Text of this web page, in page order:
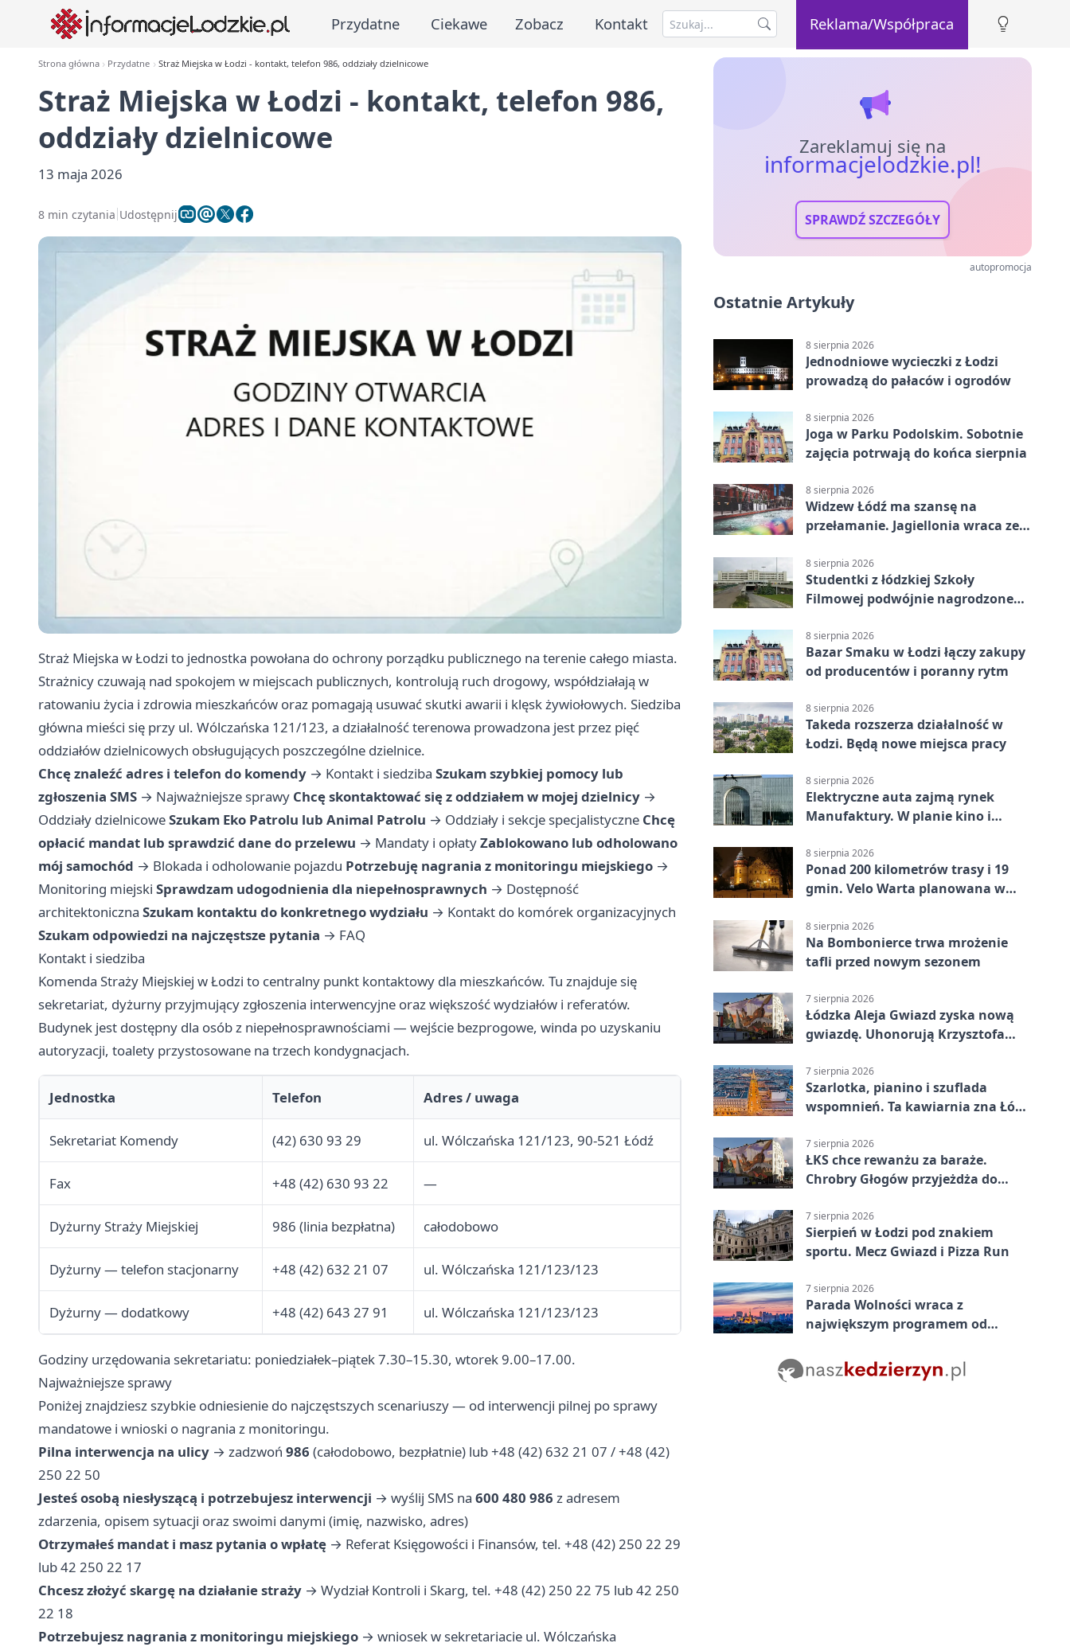
Przydatne Ciekawe Zobacz Kontakt Reklama/Współpraca
Strona główna Przydatne Straż Miejska w Łodzi - kontakt, telefon 986, oddziały dzielnicowe
Straż Miejska w Łodzi - kontakt, telefon 986,
oddziały dzielnicowe
13 maja 2026
8 min czytania Udostępnij
Straż Miejska w Łodzi to jednostka powołana do ochrony porządku publicznego na terenie całego miasta.
Strażnicy czuwają nad spokojem w miejscach publicznych, kontrolują ruch drogowy, współdziałają w
ratowaniu życia i zdrowia mieszkańców oraz pomagają usuwać skutki awarii i klęsk żywiołowych. Siedziba
główna mieści się przy ul. Wólczańska 121/123, a działalność terenowa prowadzona jest przez pięć
oddziałów dzielnicowych obsługujących poszczególne dzielnice.
Chcę znaleźć adres i telefon do komendy → Kontakt i siedziba Szukam szybkiej pomocy lub
zgłoszenia SMS → Najważniejsze sprawy Chcę skontaktować się z oddziałem w mojej dzielnicy →
Oddziały dzielnicoweSzukam Eko Patrolu lub Animal Patrolu → Oddziały i sekcje specjalistyczne Chcę
opłacić mandat lub sprawdzić dane do przelewu → Mandaty i opłatyZablokowano lub odholowano
mój samochód → Blokada i odholowanie pojazdu Potrzebuję nagrania z monitoringu miejskiego →
Monitoring miejski Sprawdzam udogodnienia dla niepełnosprawnych → Dostępność
architektoniczna Szukam kontaktu do konkretnego wydziału → Kontakt do komórek organizacyjnych
Szukam odpowiedzi na najczęstsze pytania → FAQ
Kontakt i siedziba
Komenda Straży Miejskiej w Łodzi to centralny punkt kontaktowy dla mieszkańców. Tu znajduje się
sekretariat, dyżurny przyjmujący zgłoszenia interwencyjne oraz większość wydziałów i referatów.
Budynek jest dostępny dla osób z niepełnosprawnościami — wejście bezprogowe, winda po uzyskaniu
autoryzacji, toalety przystosowane na trzech kondygnacjach.
Jednostka Telefon Adres / uwaga
Sekretariat Komendy (42) 630 93 29 ul. Wólczańska 121/123, 90-521 Łódź
Fax +48 (42) 630 93 22 —
Dyżurny Straży Miejskiej 986 (linia bezpłatna) całodobowo
Dyżurny — telefon stacjonarny +48 (42) 632 21 07 ul. Wólczańska 121/123/123
Dyżurny — dodatkowy +48 (42) 643 27 91 ul. Wólczańska 121/123/123
Godziny urzędowania sekretariatu: poniedziałek–piątek 7.30–15.30, wtorek 9.00–17.00.
Najważniejsze sprawy
Poniżej znajdziesz szybkie odniesienie do najczęstszych scenariuszy — od interwencji pilnej po sprawy
mandatowe i wnioski o nagrania z monitoringu.
Pilna interwencja na ulicy → zadzwoń 986 (całodobowo, bezpłatnie) lub +48 (42) 632 21 07 / +48 (42)
250 22 50
Jesteś osobą niesłyszącą i potrzebujesz interwencji → wyślij SMS na 600 480 986 z adresem
zdarzenia, opisem sytuacji oraz swoimi danymi (imię, nazwisko, adres)
Otrzymałeś mandat i masz pytania o wpłatę → Referat Księgowości i Finansów, tel. +48 (42) 250 22 29
lub 42 250 22 17
Chcesz złożyć skargę na działanie straży → Wydział Kontroli i Skarg, tel. +48 (42) 250 22 75 lub 42 250
22 18
Potrzebujesz nagrania z monitoringu miejskiego → wniosek w sekretariacie ul. Wólczańska
Zareklamuj się na
informacjelodzkie.pl!
SPRAWDŹ SZCZEGÓŁY
autopromocja
Ostatnie Artykuły
8 sierpnia 2026
Jednodniowe wycieczki z Łodzi
prowadzą do pałaców i ogrodów
8 sierpnia 2026
Joga w Parku Podolskim. Sobotnie
zajęcia potrwają do końca sierpnia
8 sierpnia 2026
Widzew Łódź ma szansę na
przełamanie. Jagiellonia wraca ze
8 sierpnia 2026
Studentki z łódzkiej Szkoły
Filmowej podwójnie nagrodzone
8 sierpnia 2026
Bazar Smaku w Łodzi łączy zakupy
od producentów i poranny rytm
8 sierpnia 2026
Takeda rozszerza działalność w
Łodzi. Będą nowe miejsca pracy
8 sierpnia 2026
Elektryczne auta zajmą rynek
Manufaktury. W planie kino i
8 sierpnia 2026
Ponad 200 kilometrów trasy i 19
gmin. Velo Warta planowana w
8 sierpnia 2026
Na Bombonierce trwa mrożenie
tafli przed nowym sezonem
7 sierpnia 2026
Łódzka Aleja Gwiazd zyska nową
gwiazdę. Uhonorują Krzysztofa
7 sierpnia 2026
Szarlotka, pianino i szuflada
wspomnień. Ta kawiarnia zna Łódź
7 sierpnia 2026
ŁKS chce rewanżu za baraże.
Chrobry Głogów przyjeżdża do
7 sierpnia 2026
Sierpień w Łodzi pod znakiem
sportu. Mecz Gwiazd i Pizza Run
7 sierpnia 2026
Parada Wolności wraca z
największym programem od
platform